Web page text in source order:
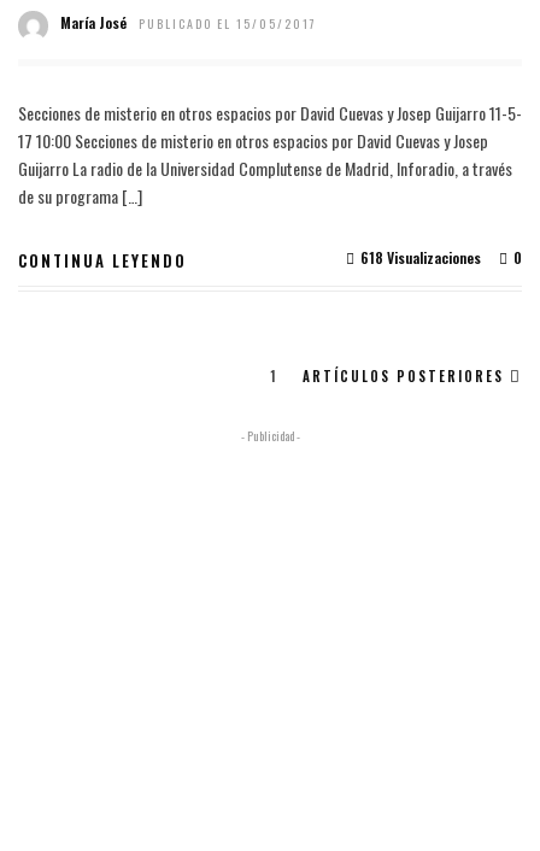
María José PUBLICADO EL 15/05/2017
Secciones de misterio en otros espacios por David Cuevas y Josep Guijarro 11-5-
17 10:00 Secciones de misterio en otros espacios por David Cuevas y Josep
Guijarro La radio de la Universidad Complutense de Madrid, Inforadio, a través
de su programa […]
CONTINUA LEYENDO 0
618 Visualizaciones
1 ARTÍCULOS POSTERIORES
- Publicidad -